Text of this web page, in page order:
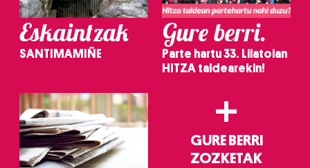
Eskaintzak
SANTIMAMIÑE
Gure berri.
Parte hartu 33. Lilatoian
HITZA taldearekin!
+
GURE BERRI
ZOZKETAK